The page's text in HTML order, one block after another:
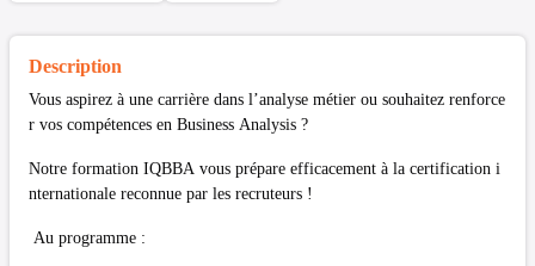
Description
Vous aspirez à une carrière dans l’analyse métier ou souhaitez renforce
r vos compétences en Business Analysis ?
Notre formation IQBBA vous prépare efficacement à la certification i
nternationale reconnue par les recruteurs !
Au programme :